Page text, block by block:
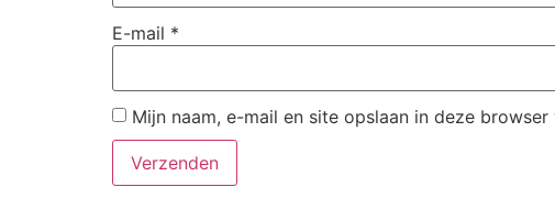
E-mail *
Mijn naam, e-mail en site opslaan in deze